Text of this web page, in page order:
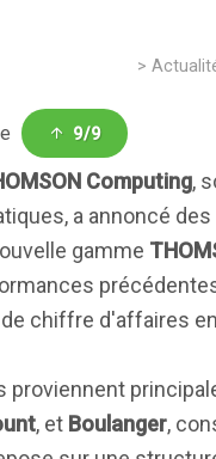
>
9/9
Computing,
a annoncé des
gamme
chiffre d'affaires
proviennent
, et Boulanger,